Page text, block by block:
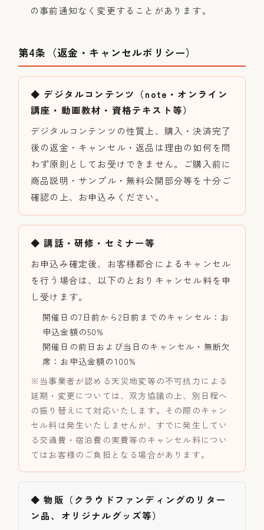
の事前通知なく変更することがあります。
第4条（返金・キャンセルポリシー）
◆ デジタルコンテンツ（note・オンライン
講座・動画教材・資格テキスト等）
デジタルコンテンツの性質上、購入・決済完了
後の返金・キャンセル・返品は理由の如何を問
わず原則としてお受けできません。ご購入前に
商品説明・サンプル・無料公開部分等を十分ご
確認の上、お申込みください。
◆ 講話・研修・セミナー等
お申込み確定後、お客様都合によるキャンセル
を行う場合は、以下のとおりキャンセル料を申
し受けます。
開催日の7日前から2日前までのキャンセル：お
申込金額の50%
開催日の前日および当日のキャンセル・無断欠
席：お申込金額の100%
※当事業者が認める天災地変等の不可抗力による
延期・変更については、双方協議の上、別日程へ
の振り替えにて対応いたします。その際のキャン
セル料は発生いたしませんが、すでに発生してい
る交通費・宿泊費の実費等のキャンセル料につい
てはお客様のご負担となる場合があります。
◆ 物販（クラウドファンディングのリター
ン品、オリジナルグッズ等）